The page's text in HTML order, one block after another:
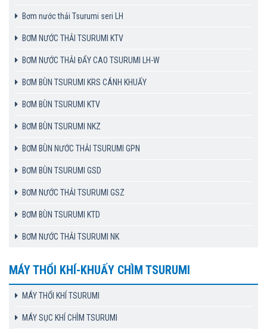
Bơm nước thải Tsurumi seri LH
BƠM NƯỚC THẢI TSURUMI KTV
BƠM NƯỚC THẢI ĐẨY CAO TSURUMI LH-W
BƠM BÙN TSURUMI KRS CÁNH KHUẤY
BƠM BÙN TSURUMI KTV
BƠM BÙN TSURUMI NKZ
BƠM BÙN NƯỚC THẢI TSURUMI GPN
BƠM BÙN TSURUMI GSD
BƠM NƯỚC THẢI TSURUMI GSZ
BƠM BÙN TSURUMI KTD
BƠM NƯỚC THẢI TSURUMI NK
MÁY THỔI KHÍ-KHUẤY CHÌM TSURUMI
MÁY THỔI KHÍ TSURUMI
MÁY SỤC KHÍ CHÌM TSURUMI